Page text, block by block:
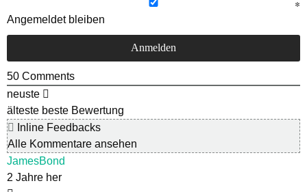
Angemeldet bleiben
50 Comments
neuste
älteste beste Bewertung
Inline Feedbacks
Alle Kommentare ansehen
JamesBond
2 Jahre her